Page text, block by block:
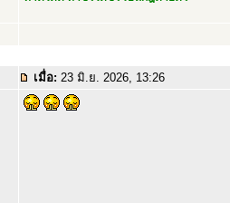
เมื่อ: 23 มิ.ย. 2026, 13:26